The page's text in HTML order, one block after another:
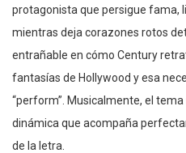
protagonista que persigue fama,
mientras deja corazones rotos
entrañable en cómo Century
fantasías de Hollywood y esa
“perform”. Musicalmente, el
dinámica que acompaña
de la letra.